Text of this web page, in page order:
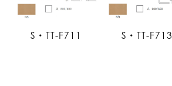
S・TT-F711 S・TT-F713